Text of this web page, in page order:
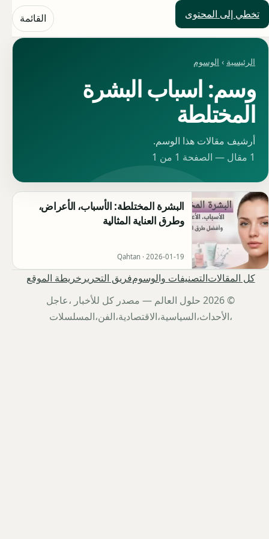
تخطي إلى المحتوى
حلول العالم القائمة
الرئيسية › الوسوم
وسم: اسباب البشرة
المختلطة
أرشيف مقالات هذا الوسم.
1 مقال — الصفحة 1 من 1
البشرة المختلطة: الأسباب، الأعراض،
وطرق العناية المثالية
Qahtan · 2026-01-19
كل المقالاتالتصنيفات والوسومفريق التحرير خريطة الموقع
© 2026 حلول العالم — مصدر كل للأخبار ،عاجل
،الأحداث،السياسية،الاقتصادية،الفن،المسلسلات